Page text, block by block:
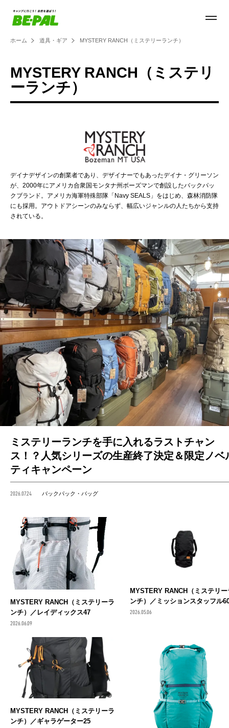
ホーム 道具・ギア MYSTERY RANCH（ミステリーランチ）
MYSTERY RANCH（ミステリ
ーランチ）
デイナデザインの創業者であり、デザイナーでもあったデイナ・グリーソン
が、2000年にアメリカ合衆国モンタナ州ボーズマンで創設したバックパッ
クブランド。アメリカ海軍特殊部隊「Navy SEALS」をはじめ、森林消防隊
にも採用。アウトドアシーンのみならず、幅広いジャンルの人たちから支持
されている。
ミステリーランチを手に入れるラストチャン
ス！？人気シリーズの生産終了決定＆限定ノベ
ティキャンペーン
2026.07.24 バックパック・バッグ
MYSTERY RANCH（ミステリーラ
ンチ）／レイディックス47
2026.06.09
MYSTERY RANCH（ミステリー
ンチ）／ミッションスタッフル
2026.05.06
MYSTERY RANCH（ミステリーラ
ンチ）／ギャラゲーター25